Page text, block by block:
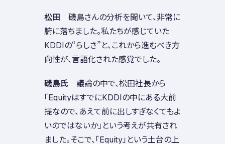
松田 磯島さんの分析を聞いて、非常に
腑に落ちました。私たちが感じていた
KDDIの“らしさ”と、これから進むべき方
向性が、言語化された感覚でした。
磯島氏 議論の中で、松田社長から
「EquityはすでにKDDIの中にある大前
提なので、あえて前に出しすぎなくてもよ
いのではないか」という考えが共有され
ました。そこで、「Equity」という土台の上